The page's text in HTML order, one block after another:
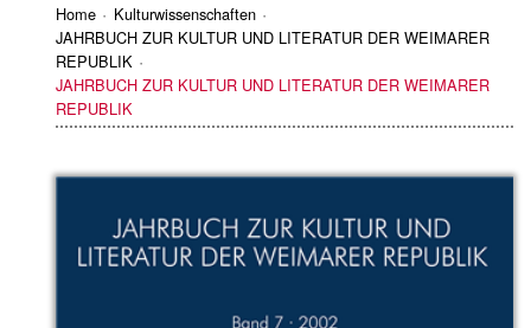
Home
Kulturwissenschaften
JAHRBUCH ZUR KULTUR UND LITERATUR DER WEIMARER
REPUBLIK
JAHRBUCH ZUR KULTUR UND LITERATUR DER WEIMARER
REPUBLIK